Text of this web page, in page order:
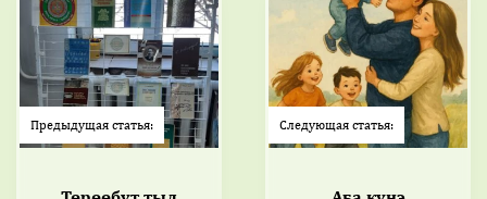
Предыдущая статья: Следующая статья: